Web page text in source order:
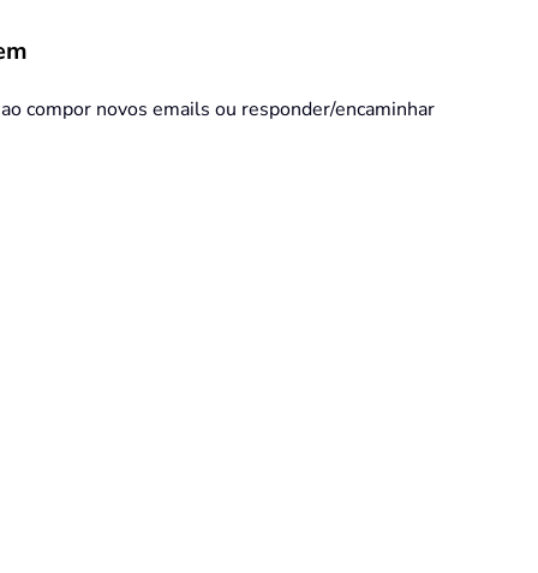
compor novos emails ou responder/encaminhar